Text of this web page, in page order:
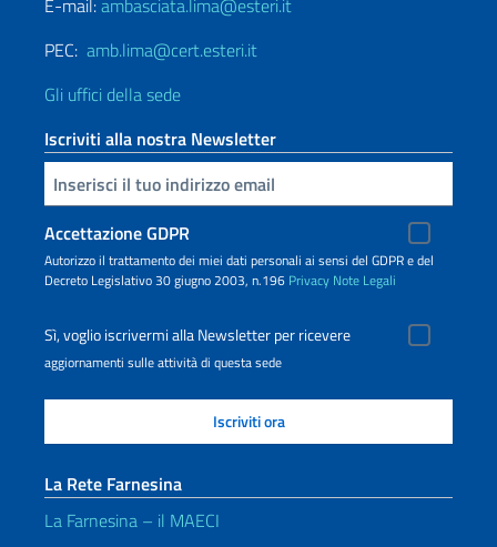
E-mail:ambasciata.lima@esteri.it
PEC: amb.lima@cert.esteri.it
Gli uffici della sede
Iscriviti alla nostra Newsletter
Inserisci la tua email
Accettazione GDPR
Autorizzo il trattamento dei miei dati personali ai sensi del GDPR e del
Decreto Legislativo 30 giugno 2003, n.196 Privacy Note Legali
Sì, voglio iscrivermi alla Newsletter per ricevere
aggiornamenti sulle attività di questa sede
La Rete Farnesina
La Farnesina – il MAECI